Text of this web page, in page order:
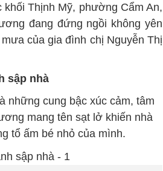
khối Thịnh Mỹ, phường Cẩm An,
đang đứng ngồi không yên
của gia đình chị Nguyễn Thị
sập nhà
những cung bậc xúc cảm, tâm
mang tên sạt lở khiến nhà
tổ ấm bé nhỏ của mình.